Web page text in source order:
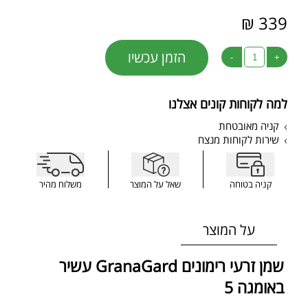
339 ₪
+
- הזמן עכשיו
למה לקוחות קונים אצלנו
קניה מאובטחת
שירות לקוחות מנצח
קניה בטוחה שאל על המוצר משלוח מהיר
על המוצר
שמן זרעי רימונים GranaGard עשיר
באומגה 5